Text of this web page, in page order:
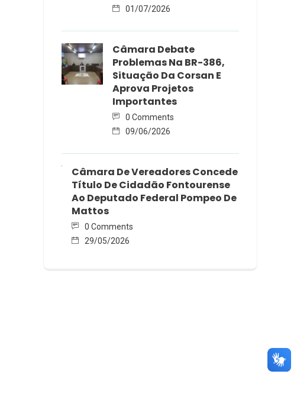
01/07/2026
Câmara Debate
Problemas Na BR-386,
Situação Da Corsan E
Aprova Projetos
Importantes
0 Comments
09/06/2026
Câmara De Vereadores Concede
Título De Cidadão Fontourense
Ao Deputado Federal Pompeo De
Mattos
0 Comments
29/05/2026